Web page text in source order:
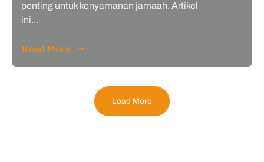
penting untuk kenyamanan jamaah. Artikel
ini...
Read More
Load More